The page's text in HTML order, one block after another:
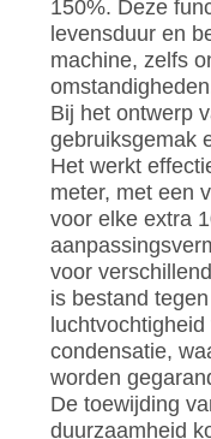
150%. Deze
levensduur en
machine, zelfs
Bij het ontwerp
gebruiksgemak
Het werkt
meter, met een
voor elke extra
voor
is bestand
condensatie,
worden
De toewijding
duurzaamheid